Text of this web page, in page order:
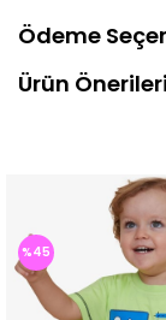
Ödeme
Ürün Önerileri
%45